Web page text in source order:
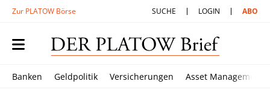
Zur PLATOW Börse SUCHE LOGIN ABO
Banken Geldpolitik Versicherungen Asset Management